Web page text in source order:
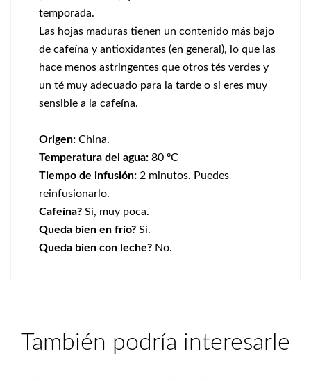
temporada.
Las hojas maduras tienen un contenido más bajo
de cafeína y antioxidantes (en general), lo que las
hace menos astringentes que otros tés verdes y
un té muy adecuado para la tarde o si eres muy
sensible a la cafeína.
Origen: China.
Temperatura del agua: 80 ºC
Tiempo de infusión: 2 minutos. Puedes
reinfusionarlo.
Cafeína? Sí, muy poca.
Queda bien en frío? Sí.
Queda bien con leche? No.
También podría interesarle